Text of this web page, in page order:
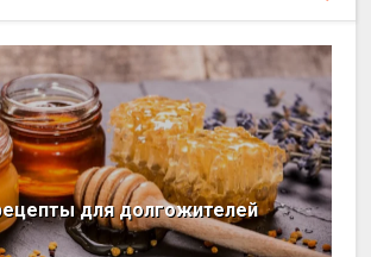
для долгожителей